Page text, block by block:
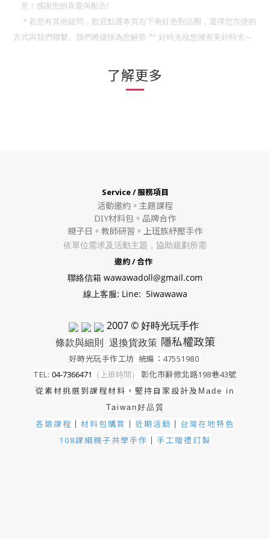
意！ 感謝您的喜愛與配合!
＊若您有其他疑問，歡迎點選本頁右下角紅色對話圈，選擇您方便的
方式與我們聯繫。我們將儘快為您解答 ^^ 好時光祝您擁有美好時光～
了解更多
Service / 服務項目
活動邀約。 主題課程
DIY材料包。 品牌合作
親子日。教師研習。上班族紓壓手作
依單位需求及活動主題，協助規劃所需
邀約 / 合作
聯絡信箱 wawawadoll@gmail.com
線上客服: Line: 5iwawawa
2007 © 好時光玩手作
條款與細則 退換貨政策 隱私權政策
好時光玩手作工坊 統編：47551980
TEL: 04-7366471 （上班時間） 彰化市辭修北路198巷43號
從素材挑選到課程材料，堅持自家設計及 Made in
Taiwan好品質
各類課程 ｜ 材料包購買 ｜ 近期活動 ｜ 台灣在地特色
108課綱親子共學手作 ｜ 手工贈禮訂製